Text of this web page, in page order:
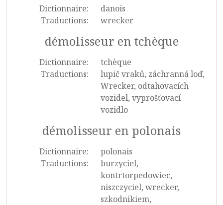
Dictionnaire:
danois
Traductions:
wrecker
démolisseur en tchèque
Dictionnaire:
tchèque
Traductions:
lupič vraků, záchranná loď,
Wrecker, odtahovacích
vozidel, vyprošťovací
vozidlo
démolisseur en polonais
Dictionnaire:
polonais
Traductions:
burzyciel,
kontrtorpedowiec,
niszczyciel, wrecker,
szkodnikiem,